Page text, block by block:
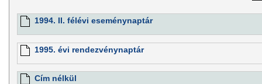
1994. II. félévi eseménynaptár
1995. évi rendezvénynaptár
Cím nélkül